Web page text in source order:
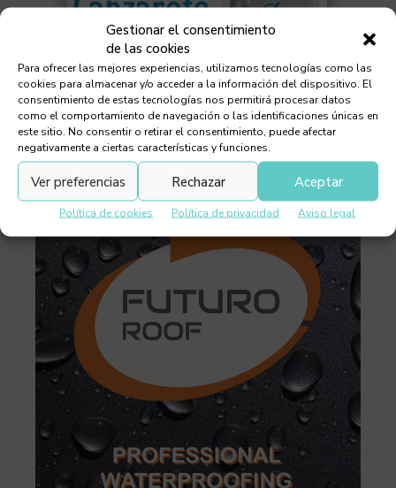
Gestionar el consentimiento
de las cookies
Para ofrecer las mejores experiencias, utilizamos tecnologías como las
cookies para almacenar y/o acceder a la información del dispositivo. El
consentimiento de estas tecnologías nos permitirá procesar datos
como el comportamiento de navegación o las identificaciones únicas en
este sitio. No consentir o retirar el consentimiento, puede afectar
negativamente a ciertas características y funciones.
Aceptar
Rechazar
Ver preferencias
Política de cookies Política de privacidad Aviso legal